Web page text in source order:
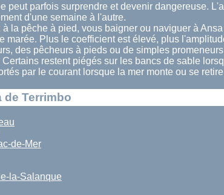
peut parfois surprendre et devenir dangereuse.
d'une semaine à l'autre.
la pêche à pied, vous baigner ou naviguer à
marée. Plus le coefficient est élevé, plus
des pêcheurs à pieds ou de simples
Certains restent piégés sur les bancs de sable
par le courant lorsque la mer monte ou se
de Terrimbo
de-Mer
la-Salanque